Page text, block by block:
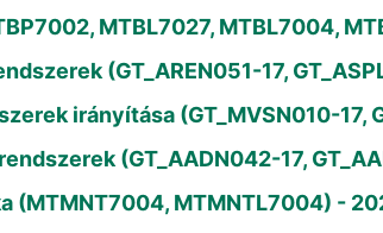
MTBL7027, MTBL7004,
(GT_AREN051-17,
irányítása (GT_MVSN010-17,
(GT_AADN042-17,
(MTMNT7004, MTMNTL7004) -